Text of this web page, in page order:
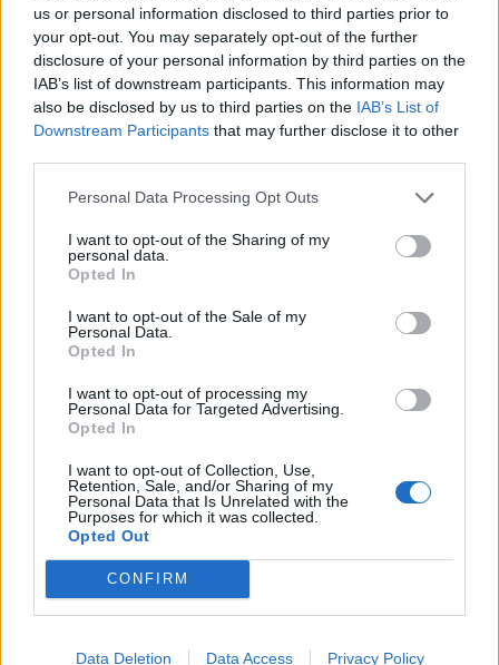
us or personal information disclosed to third parties prior to
your opt-out. You may separately opt-out of the further
disclosure of your personal information by third parties on the
IAB’s list of downstream participants. This information may
also be disclosed by us to third parties on the IAB’s List of
Downstream Participants that may further disclose it to other
Personal Data Processing Opt Outs
I want to opt-out of the Sharing of my
personal data.
Opted In
I want to opt-out of the Sale of my
Personal Data.
Opted In
I want to opt-out of processing my
Personal Data for Targeted Advertising.
Opted In
I want to opt-out of Collection, Use,
Retention, Sale, and/or Sharing of my
Personal Data that Is Unrelated with the
Purposes for which it was collected.
Opted Out
CONFIRM
Data Deletion Data Access Privacy Policy
Tesla: Πόσο ασφαλές είναι το Autopilot;